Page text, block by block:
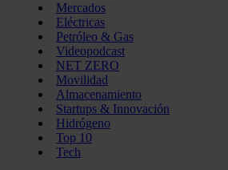
Mercados
Eléctricas
Petróleo & Gas
Videopodcast
NET ZERO
Movilidad
Almacenamiento
Startups & Innovación
Hidrógeno
Top 10
Tech